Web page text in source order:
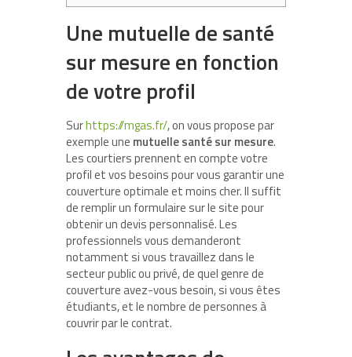
Une mutuelle de santé
sur mesure en fonction
de votre profil
Surhttps://mgas.fr/, on vous propose par
exemple une mutuelle santé sur mesure.
Les courtiers prennent en compte votre
profil et vos besoins pour vous garantir une
couverture optimale et moins cher. Il suffit
de remplir un formulaire sur le site pour
obtenir un devis personnalisé. Les
professionnels vous demanderont
notamment si vous travaillez dans le
secteur public ou privé, de quel genre de
couverture avez-vous besoin, si vous êtes
étudiants, et le nombre de personnes à
couvrir par le contrat.